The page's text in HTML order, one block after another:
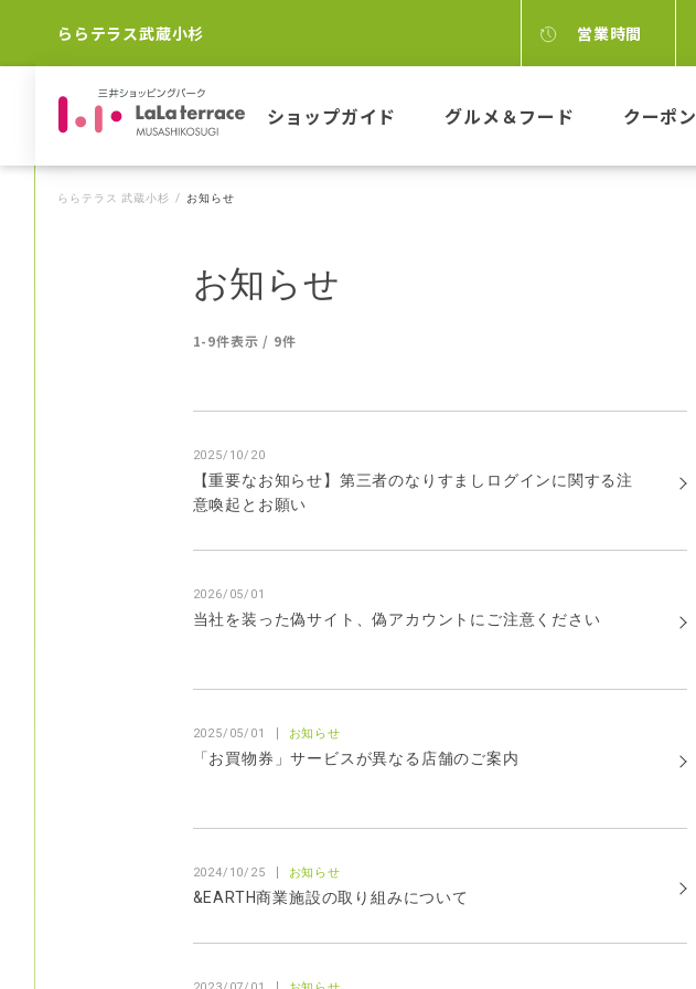
ららテラス武蔵小杉 営業時間
ショップガイド グルメ＆フード クーポン
ららテラス 武蔵小杉 お知らせ
お知らせ
1-9件表示 / 9件
2025/10/20
【重要なお知らせ】第三者のなりすましログインに関する注
意喚起とお願い
2026/05/01
当社を装った偽サイト、偽アカウントにご注意ください
2025/05/01 お知らせ
「お買物券」サービスが異なる店舗のご案内
2024/10/25 お知らせ
&EARTH商業施設の取り組みについて